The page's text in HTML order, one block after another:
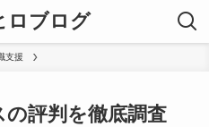
ロブログ
支援
評判を徹底調査